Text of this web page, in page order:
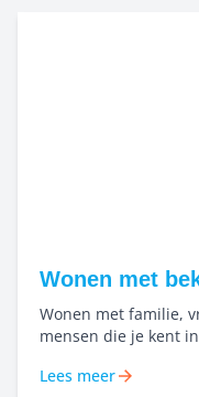
Wonen met
Wonen met familie,
mensen die je kent
naar elkaar
Lees meer